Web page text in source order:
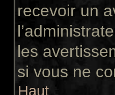
recevoir un
les
si vous ne
Haut